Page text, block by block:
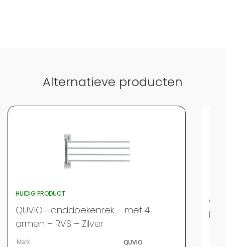
Alternatieve producten
HUIDIG PRODUCT
QUVIO Handdoekenrek – met 4
armen – RVS – Zilver
Merk
QUVIO